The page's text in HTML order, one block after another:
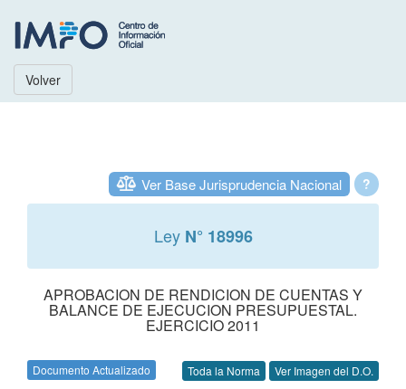
Volver
?
Ver Base Jurisprudencia Nacional
Ley N° 18996
APROBACION DE RENDICION DE CUENTAS Y
BALANCE DE EJECUCION PRESUPUESTAL.
EJERCICIO 2011
Documento Actualizado Toda la Norma Ver Imagen del D.O.